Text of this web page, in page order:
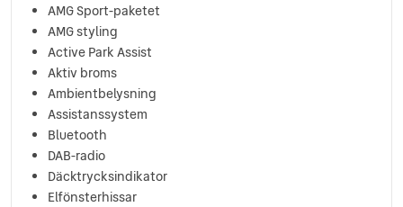
AMG Sport-paketet
AMG styling
Active Park Assist
Aktiv broms
Ambientbelysning
Assistanssystem
Bluetooth
DAB-radio
Däcktrycksindikator
Elfönsterhissar